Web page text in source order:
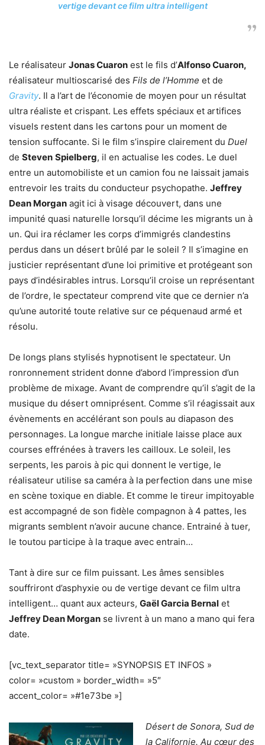
vertige devant ce film ultra intelligent
Le réalisateur Jonas Cuaron est le fils d’Alfonso Cuaron,
réalisateur multioscarisé des Fils de l’Homme et de
Gravity. Il a l’art de l’économie de moyen pour un résultat
ultra réaliste et crispant. Les effets spéciaux et artifices
visuels restent dans les cartons pour un moment de
tension suffocante. Si le film s’inspire clairement du Duel
de Steven Spielberg, il en actualise les codes. Le duel
entre un automobiliste et un camion fou ne laissait jamais
entrevoir les traits du conducteur psychopathe. Jeffrey
Dean Morgan agit ici à visage découvert, dans une
impunité quasi naturelle lorsqu’il décime les migrants un à
un. Qui ira réclamer les corps d’immigrés clandestins
perdus dans un désert brûlé par le soleil ? Il s’imagine en
justicier représentant d’une loi primitive et protégeant son
pays d’indésirables intrus. Lorsqu’il croise un représentant
de l’ordre, le spectateur comprend vite que ce dernier n’a
qu’une autorité toute relative sur ce péquenaud armé et
résolu.
De longs plans stylisés hypnotisent le spectateur. Un
ronronnement strident donne d’abord l’impression d’un
problème de mixage. Avant de comprendre qu’il s’agit de la
musique du désert omniprésent. Comme s’il réagissait aux
évènements en accélérant son pouls au diapason des
personnages. La longue marche initiale laisse place aux
courses effrénées à travers les cailloux. Le soleil, les
serpents, les parois à pic qui donnent le vertige, le
réalisateur utilise sa caméra à la perfection dans une mise
en scène toxique en diable. Et comme le tireur impitoyable
est accompagné de son fidèle compagnon à 4 pattes, les
migrants semblent n’avoir aucune chance. Entrainé à tuer,
le toutou participe à la traque avec entrain…
Tant à dire sur ce film puissant. Les âmes sensibles
souffriront d’asphyxie ou de vertige devant ce film ultra
intelligent… quant aux acteurs, Gaël Garcia Bernal et
Jeffrey Dean Morgan se livrent à un mano a mano qui fera
date.
[vc_text_separator title= »SYNOPSIS ET INFOS »
color= »custom » border_width= »5″
accent_color= »#1e73be »]
Désert de Sonora, Sud de
la Californie. Au cœur des